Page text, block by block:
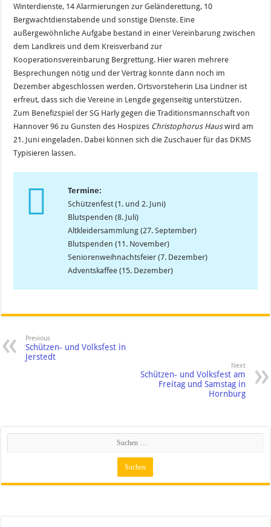
Winterdienste, 14 Alarmierungen zur Geländerettung, 10
Bergwachtdienstabende und sonstige Dienste. Eine
außergewöhnliche Aufgabe bestand in einer Vereinbarung zwischen
dem Landkreis und dem Kreisverband zur
Kooperationsvereinbarung Bergrettung. Hier waren mehrere
Besprechungen nötig und der Vertrag konnte dann noch im
Dezember abgeschlossen werden. Ortsvorsteherin Lisa Lindner ist
erfreut, dass sich die Vereine in Lengde gegenseitig unterstützen.
Zum Benefizspiel der SG Harly gegen die Traditionsmannschaft von
Hannover 96 zu Gunsten des Hospizes Christophorus Hauswird am
21. Juni eingeladen. Dabei können sich die Zuschauer für das DKMS
Typisieren lassen.
Termine:
Schützenfest (1. und 2. Juni)
Blutspenden (8. Juli)
Altkleidersammlung (27. September)
Blutspenden (11. November)
Seniorenweihnachtsfeier (7. Dezember)
Adventskaffee (15. Dezember)
Previous
Schützen- und Volksfest in
Jerstedt
Next
Schützen- und Volksfest am
Freitag und Samstag in
Hornburg